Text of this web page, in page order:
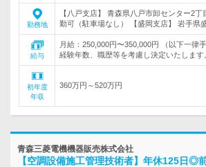
勤務地
【八戸支店】 青森県八戸市卸センター2
勤可（駐車場なし） 【盛岡支店】 岩手県
給与
月給：250,000円〜350,000円 （以下一律
経験年数、職歴等を考慮し決定いたします
初年度
年収
360万円～520万円
青森三菱電機機器販売株式会社
【空調設備施工管理技術者】年休125日◎